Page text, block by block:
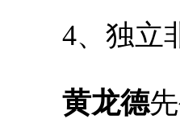
4、独立
黄龙德